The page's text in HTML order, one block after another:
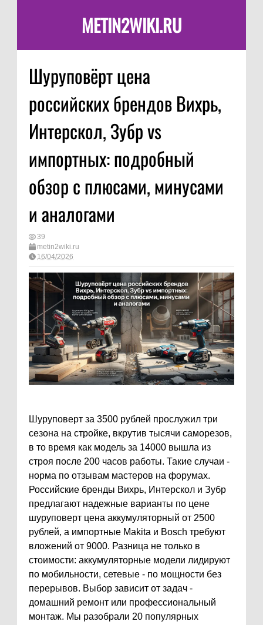
METIN2WIKI.RU
Шуруповёрт цена
российских брендов Вихрь,
Интерскол, Зубр vs
импортных: подробный
обзор с плюсами, минусами
и аналогами
39
metin2wiki.ru
16/04/2026
Шуруповерт за 3500 рублей прослужил три
сезона на стройке, вкрутив тысячи саморезов,
в то время как модель за 14000 вышла из
строя после 200 часов работы. Такие случаи -
норма по отзывам мастеров на форумах.
Российские бренды Вихрь, Интерскол и Зубр
предлагают надежные варианты по цене
шуруповерт цена аккумуляторный от 2500
рублей, а импортные Makita и Bosch требуют
вложений от 9000. Разница не только в
стоимости: аккумуляторные модели лидируют
по мобильности, сетевые - по мощности без
перерывов. Выбор зависит от задач -
домашний ремонт или профессиональный
монтаж. Мы разобрали 20 популярных